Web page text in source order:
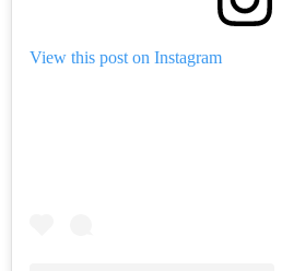
View this post on Instagram